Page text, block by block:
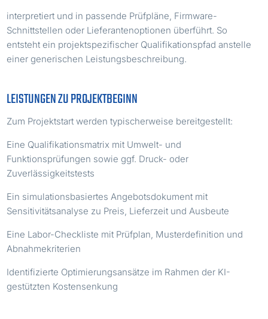
interpretiert und in passende Prüfpläne, Firmware-
Schnittstellen oder Lieferantenoptionen überführt. So
entsteht ein projektspezifischer Qualifikationspfad anstelle
einer generischen Leistungsbeschreibung.
LEISTUNGEN ZU PROJEKTBEGINN
Zum Projektstart werden typischerweise bereitgestellt:
Eine Qualifikationsmatrix mit Umwelt- und
Funktionsprüfungen sowie ggf. Druck- oder
Zuverlässigkeitstests
Ein simulationsbasiertes Angebotsdokument mit
Sensitivitätsanalyse zu Preis, Lieferzeit und Ausbeute
Eine Labor-Checkliste mit Prüfplan, Musterdefinition und
Abnahmekriterien
Identifizierte Optimierungsansätze im Rahmen der KI-
gestützten Kostensenkung